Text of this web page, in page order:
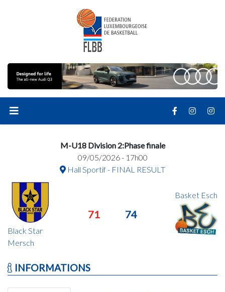
M-U18 Division 2:Phase finale
09/05/2026 - 17h00
Hall Sportif - FINAL RESULT
Black Star
Mersch
71 74
Basket Esch
INFORMATIONS